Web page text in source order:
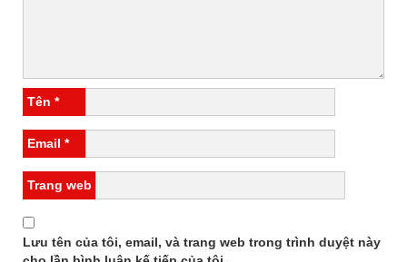
Tên *
Email *
Trang web
Lưu tên của tôi, email, và trang web trong trình duyệt này